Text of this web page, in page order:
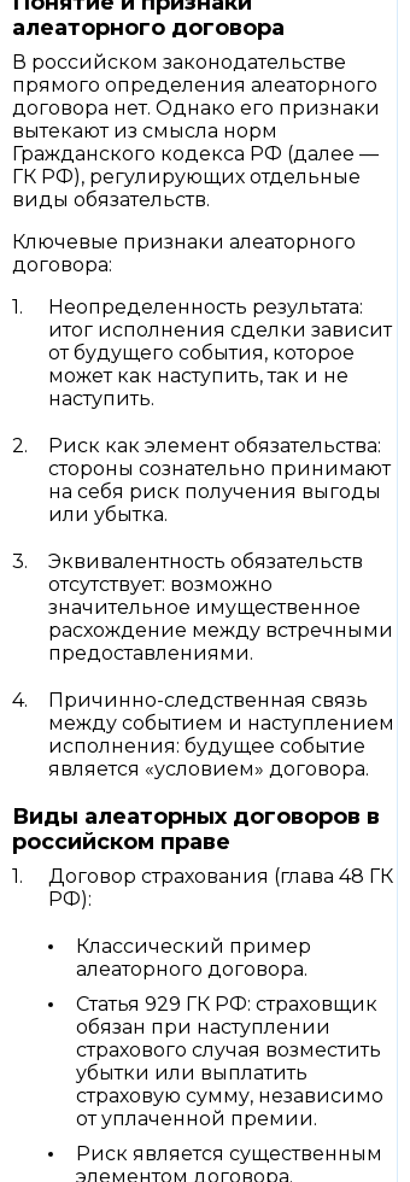
алеаторного договора
В российском законодательстве
прямого определения алеаторного
договора нет. Однако его признаки
вытекают из смысла норм
Гражданского кодекса РФ (далее —
ГК РФ), регулирующих отдельные
виды обязательств.
Ключевые признаки алеаторного
договора:
Неопределенность результата:
итог исполнения сделки зависит
от будущего события, которое
может как наступить, так и не
наступить.
Риск как элемент обязательства:
стороны сознательно принимают
на себя риск получения выгоды
или убытка.
Эквивалентность обязательств
отсутствует: возможно
значительное имущественное
расхождение между встречными
предоставлениями.
Причинно-следственная связь
между событием и наступлением
исполнения: будущее событие
является «условием» договора.
Виды алеаторных договоров в
российском праве
Договор страхования (глава 48 ГК
РФ):
Классический пример
алеаторного договора.
Статья 929 ГК РФ: страховщик
обязан при наступлении
страхового случая возместить
убытки или выплатить
страховую сумму, независимо
от уплаченной премии.
Риск является существенным
элементом договора.